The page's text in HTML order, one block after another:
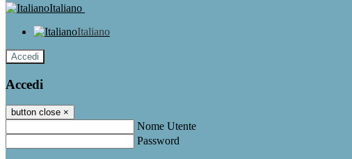
Italiano
Italiano
Accedi
Accedi
button close ×
Nome Utente
Password